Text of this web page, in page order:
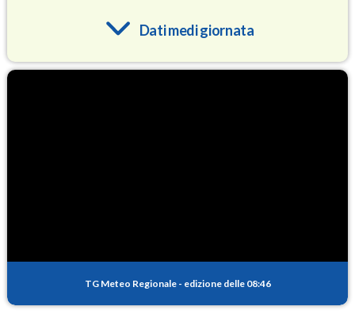
Dati medi giornata
PM25
TG Meteo Regionale - edizione delle 08:46